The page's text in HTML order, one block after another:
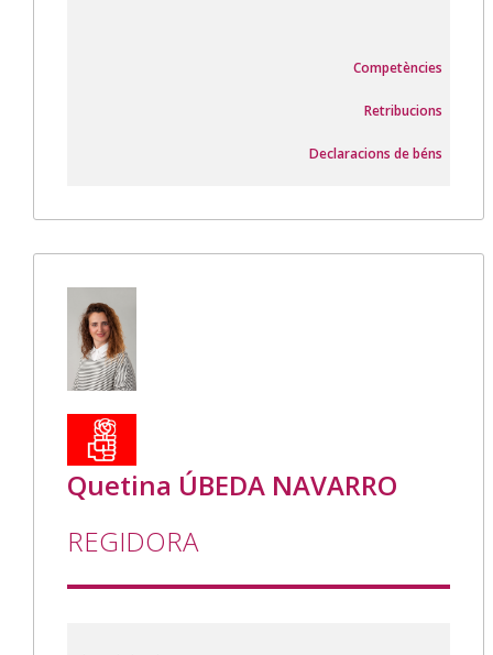
Competències
Retribucions
Declaracions de béns
Quetina ÚBEDA NAVARRO
REGIDORA